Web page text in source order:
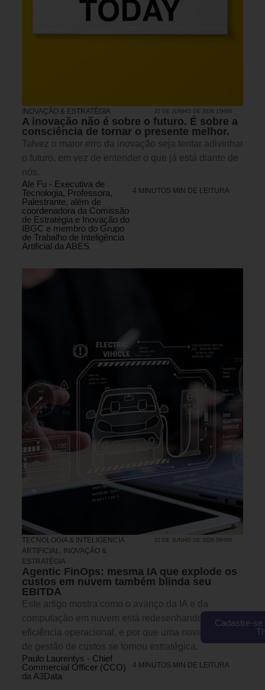
INOVAÇÃO & ESTRATÉGIA 22 DE JUNHO DE 2026 15H00
A inovação não é sobre o futuro. É sobre a
consciência de tornar o presente melhor.
Talvez o maior erro da inovação seja tentar adivinhar
o futuro, em vez de entender o que já está diante de
nós.
Ale Fu - Executiva de
Tecnologia, Professora,
Palestrante, além de
coordenadora da Comissão
de Estratégia e Inovação do
IBGC e membro do Grupo
de Trabalho de Inteligência
Artificial da ABES
4 MINUTOS MIN DE LEITURA
TECNOLOGIA & INTELIGENCIA
ARTIFICIAL,
INOVAÇÃO &
ESTRATÉGIA
22 DE JUNHO DE 2026 09H00
Agentic FinOps: mesma IA que explode os
custos em nuvem também blinda seu
EBITDA
Este artigo mostra como o avanço da IA e da
computação em nuvem está redesenhando a
eficiência operacional, e por que uma nova geração
de gestão de custos se tornou estratégica.
Paulo Laurentys - Chief
Commercial Officer (CCO)
da A3Data
4 MINUTOS MIN DE LEITURA
Cadastre-